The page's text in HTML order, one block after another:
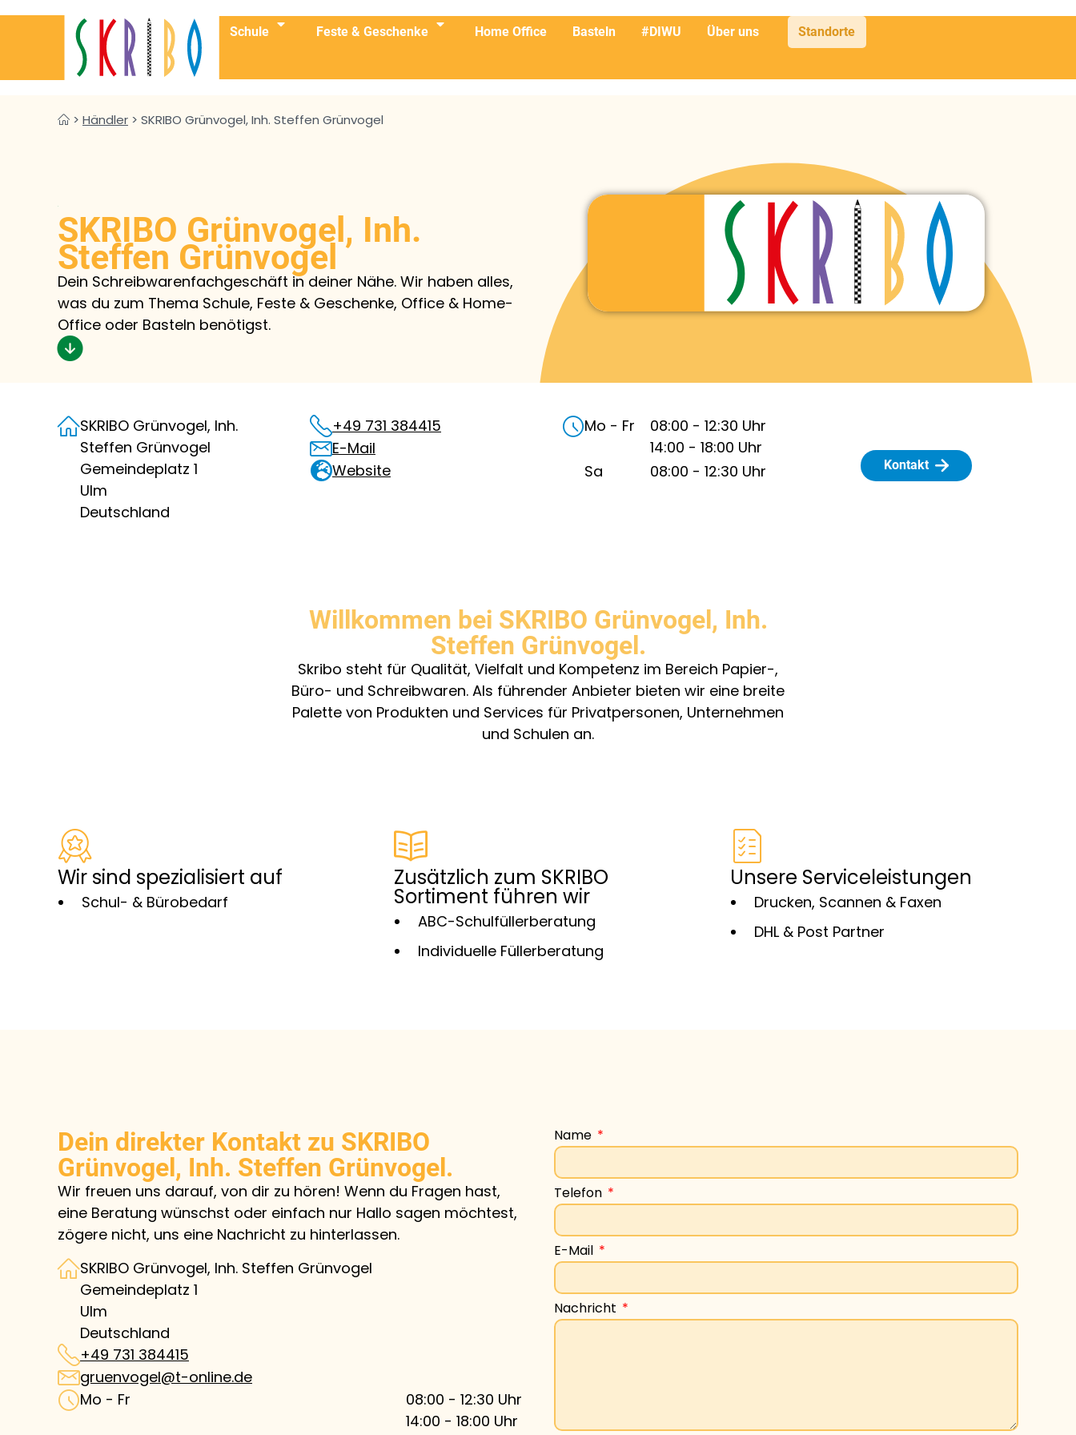
Schule Feste & Geschenke Home Office Basteln #DIWU Über uns Standorte
> Händler > SKRIBO Grünvogel, Inh. Steffen Grünvogel
SKRIBO Grünvogel, Inh.
Steffen Grünvogel
Dein Schreibwarenfachgeschäft in deiner Nähe. Wir haben alles,
was du zum Thema Schule, Feste & Geschenke, Office & Home-
Office oder Basteln benötigst.
SKRIBO Grünvogel, Inh.
Steffen Grünvogel
Gemeindeplatz 1
Ulm
Deutschland
+49 731 384415
E-Mail
Website
Mo - Fr 08:00 - 12:30 Uhr
14:00 - 18:00 Uhr
Sa
08:00 - 12:30 Uhr Kontakt
Willkommen bei SKRIBO Grünvogel, Inh.
Steffen Grünvogel.
Skribo steht für Qualität, Vielfalt und Kompetenz im Bereich Papier-,
Büro- und Schreibwaren. Als führender Anbieter bieten wir eine breite
Palette von Produkten und Services für Privatpersonen, Unternehmen
und Schulen an.
Wir sind spezialisiert auf
Schul- & Bürobedarf
Zusätzlich zum SKRIBO
Sortiment führen wir
ABC-Schulfüllerberatung
Individuelle Füllerberatung
Unsere Serviceleistungen
Drucken, Scannen & Faxen
DHL & Post Partner
Dein direkter Kontakt zu SKRIBO
Grünvogel, Inh. Steffen Grünvogel.
Wir freuen uns darauf, von dir zu hören! Wenn du Fragen hast,
eine Beratung wünschst oder einfach nur Hallo sagen möchtest,
zögere nicht, uns eine Nachricht zu hinterlassen.
SKRIBO Grünvogel, Inh. Steffen Grünvogel
Gemeindeplatz 1
Ulm
Deutschland
+49 731 384415
gruenvogel@t-online.de
Mo - Fr
08:00 - 12:30 Uhr
14:00 - 18:00 Uhr
Name
Telefon
E-Mail
Nachricht